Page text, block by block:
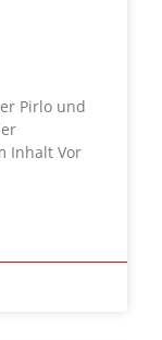
Pirlo und
Inhalt Vor